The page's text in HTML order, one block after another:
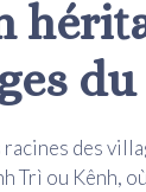
racines des
Trì ou Kênh,